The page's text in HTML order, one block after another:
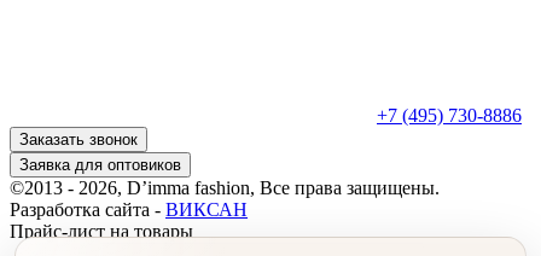
+7 (495) 730-8886
Заказать звонок
Заявка для оптовиков
©2013 - 2026, D’imma fashion, Все права защищены.
Разработка сайта - ВИКСАН
Прайс-лист на товары